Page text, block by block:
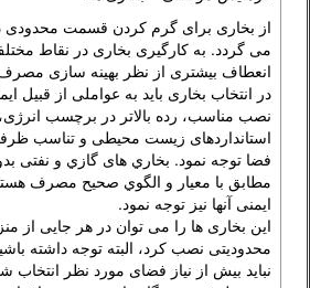
از بخاری برای گرم کردن قسمت محدودی
می گردد. به كارگيری بخاری در نقاط
انعطاف بيشتری از نظر بهينه سازی
در انتخاب بخاری بايد به عواملی از قبيل
نصب مناسب، رده بالاتر در برچسب
استانداردهای زيست محيطی و تناسب
فضا توجه نمود. بخاري های گازي و نفتی
مطابق با معيار و الگوي صحيح مصرف
ایمنی آنها نیز توجه نمود.
اين بخاری ها را می توان در هر جايی از
محدوديتی نصب كرد، البته توجه داشته
نبايد بيش از نياز فضای مورد نظر انتخاب